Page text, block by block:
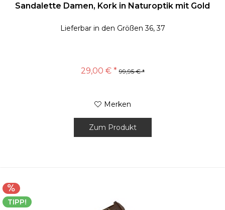
Sandalette Damen, Kork in Naturoptik mit Gold
Lieferbar in den Größen 36, 37
29,00 € * 99,95 € *
Merken
Zum Produkt
TIPP!